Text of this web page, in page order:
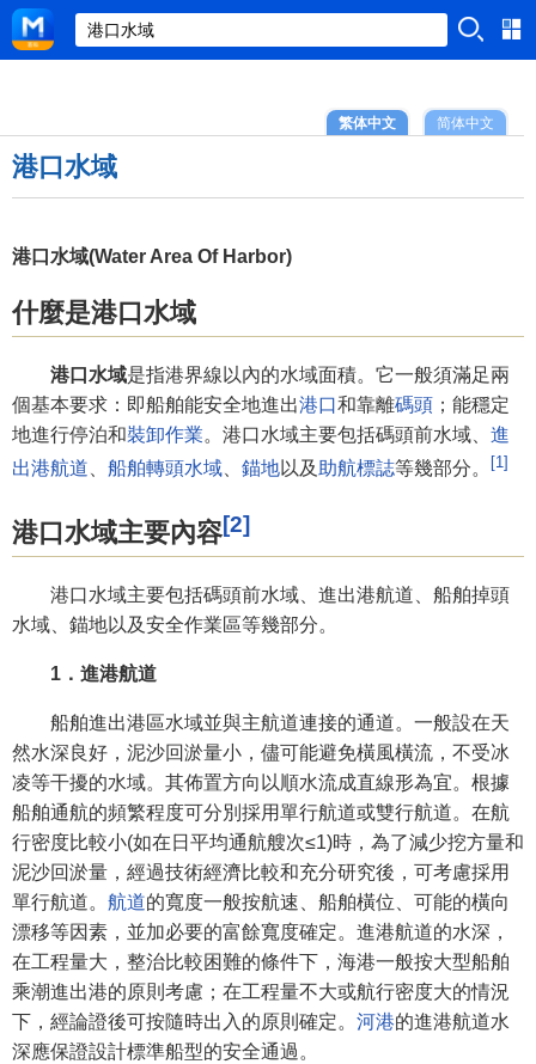
简体中文
繁体中文
港口水域
港口水域(Water Area Of Harbor)
什麼是港口水域
港口水域是指港界線以內的水域面積。它一般須滿足兩
個基本要求：即船舶能安全地進出港口和靠離碼頭 ；能穩定
地進行停泊和裝卸作業。港口水域主要包括碼頭前水域、 進
出港航道
船舶轉頭水域 錨地以及 助航標誌等幾部分。 [1]
港口水域主要內容[2]
港口水域主要包括碼頭前水域、進出港航道、船舶掉頭
水域、錨地以及安全作業區等幾部分。
1．進港航道
船舶進出港區水域並與主航道連接的通道。一般設在天
然水深良好，泥沙回淤量小，儘可能避免橫風橫流，不受冰
凌等干擾的水域。其佈置方向以順水流成直線形為宜。根據
船舶通航的頻繁程度可分別採用單行航道或雙行航道。在航
行密度比較小(如在日平均通航艘次≤1)時，為了減少挖方量和
泥沙回淤量，經過技術經濟比較和充分研究後，可考慮採用
單行航道。 航道的寬度一般按航速、船舶橫位、可能的橫向
漂移等因素，並加必要的富餘寬度確定。進港航道的水深，
在工程量大，整治比較困難的條件下，海港一般按大型船舶
乘潮進出港的原則考慮；在工程量不大或航行密度大的情況
下，經論證後可按隨時出入的原則確定。 河港的進港航道水
深應保證設計標準船型的安全通過。